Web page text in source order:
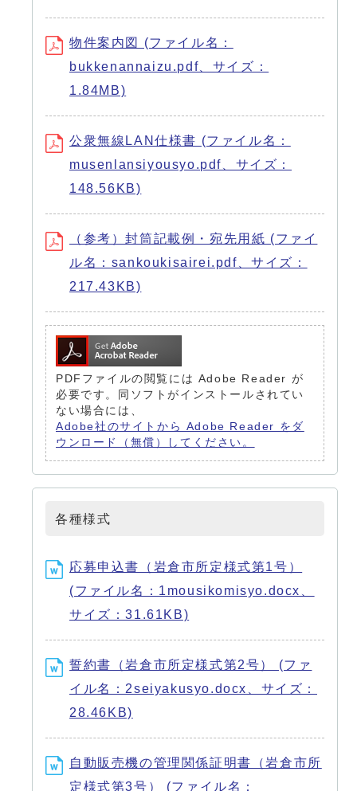
物件案内図 (ファイル名：
bukkenannaizu.pdf、サイズ：
1.84MB)
公衆無線LAN仕様書 (ファイル名：
musenlansiyousyo.pdf、サイズ：
148.56KB)
（参考）封筒記載例・宛先用紙 (ファイ
ル名：sankoukisairei.pdf、サイズ：
217.43KB)
PDFファイルの閲覧には Adobe Reader が
必要です。同ソフトがインストールされてい
ない場合には、
Adobe社のサイトから Adobe Reader をダ
ウンロード（無償）してください。
各種様式
応募申込書（岩倉市所定様式第1号）
(ファイル名：1mousikomisyo.docx、
サイズ：31.61KB)
誓約書（岩倉市所定様式第2号） (ファ
イル名：2seiyakusyo.docx、サイズ：
28.46KB)
自動販売機の管理関係証明書（岩倉市所
定様式第3号） (ファイル名：